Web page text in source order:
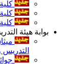
بوابة هيئة
التدريس